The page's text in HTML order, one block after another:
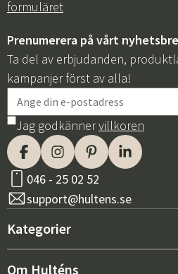
formuläret
Prenumerera på vårt
Ta del av erbjudanden,
kampanjer först av alla!
Jag godkännervillkoren
046 - 25 02 52
support@hultens.se
Kategorier
Nytt hos oss
Om Hulténs